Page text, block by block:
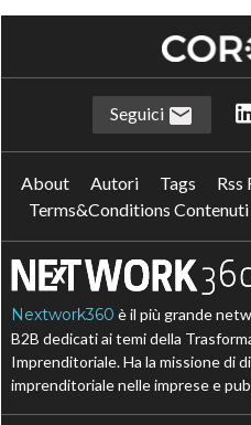
Seguici
About Autori Tags Rss
Terms&Conditions
Nextwork360 è il più grande
B2B dedicati ai temi della
Imprenditoriale. Ha la missione di
imprenditoriale nelle imprese e